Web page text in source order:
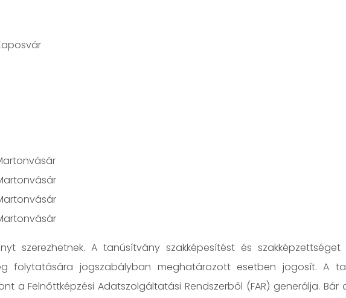
szerezhetnek. A tanúsítvány szakképesítést és
folytatására jogszabályban meghatározott esetben jogosít. A
a Felnőttképzési Adatszolgáltatási Rendszerből (FAR) generálja.